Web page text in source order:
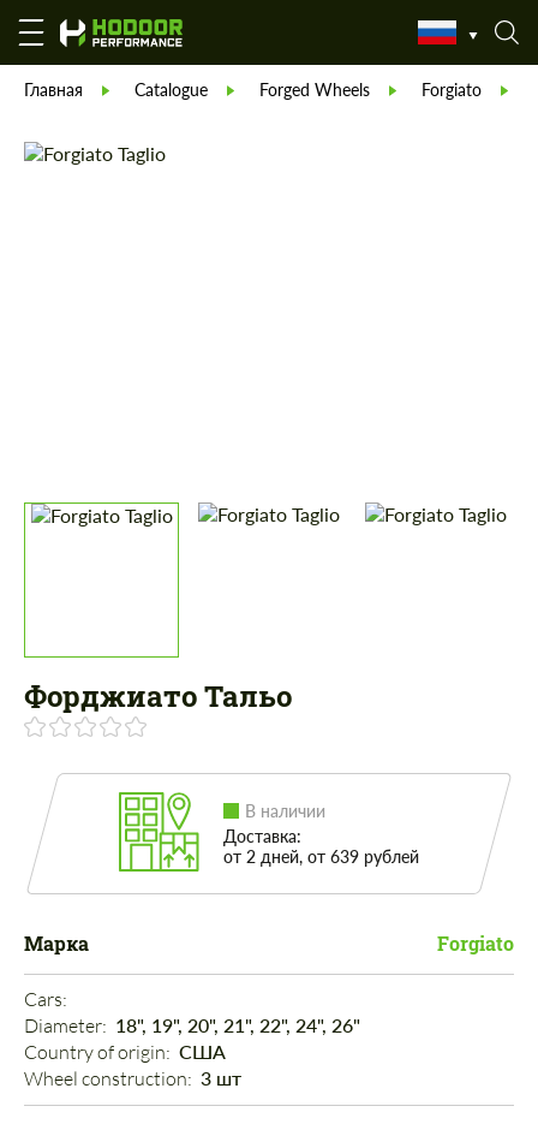
Главная Catalogue Forged Wheels Forgiato
Форджиато Тальо
В наличии
Доставка:
от 2 дней, от 639 рублей
Марка Forgiato
Cars:
Diameter: 18", 19", 20", 21", 22", 24", 26"
Country of origin: США
Wheel construction: 3 шт